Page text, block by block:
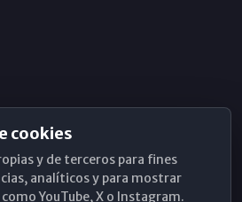
cookies
y de terceros para fines
analíticos y para mostrar
YouTube, X o Instagram.